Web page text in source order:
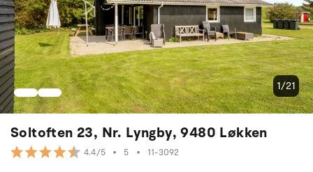
Soltoften 23, Nr. Lyngby, 9480 Løkken
4.4/5 • 5 • 11-3092
1/21